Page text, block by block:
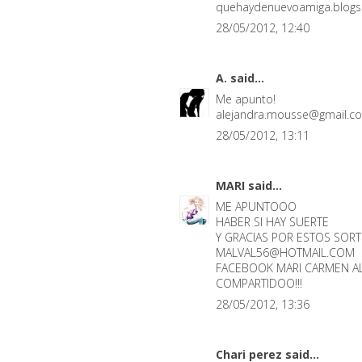
28/05/2012, 12:40
A. said...
Me apunto!
28/05/2012, 13:11
MARI said...
ME APUNTOOO
HABER SI HAY SUERTE
Y GRACIAS POR ESTOS
MALVAL56@HOTMAIL.COM
FACEBOOK MARI CARMEN
COMPARTIDOO!!!
28/05/2012, 13:36
Chari perez said...